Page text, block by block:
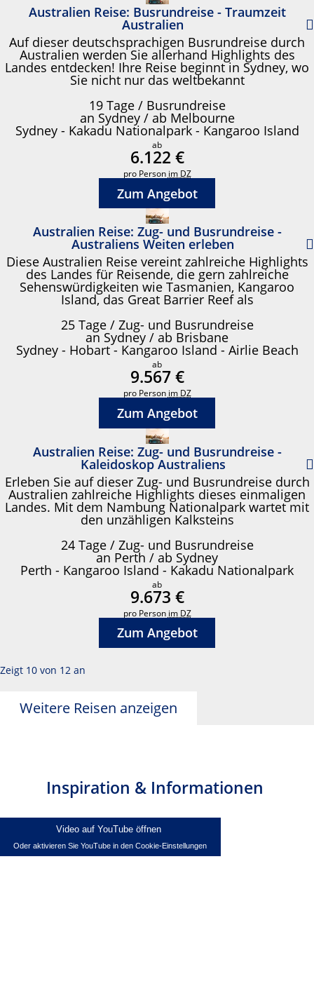
Australien Reise: Busrundreise - Traumzeit
Australien
Auf dieser deutschsprachigen Busrundreise durch
Australien werden Sie allerhand Highlights des
Landes entdecken! Ihre Reise beginnt in Sydney, wo
Sie nicht nur das weltbekannt
19 Tage / Busrundreise
an Sydney / ab Melbourne
Sydney - Kakadu Nationalpark - Kangaroo Island
ab
6.122 €
pro Person im DZ
Zum Angebot
Australien Reise: Zug- und Busrundreise -
Australiens Weiten erleben
Diese Australien Reise vereint zahlreiche Highlights
des Landes für Reisende, die gern zahlreiche
Sehenswürdigkeiten wie Tasmanien, Kangaroo
Island, das Great Barrier Reef als
25 Tage / Zug- und Busrundreise
an Sydney / ab Brisbane
Sydney - Hobart - Kangaroo Island - Airlie Beach
ab
9.567 €
pro Personim DZ
Zum Angebot
Australien Reise: Zug- und Busrundreise -
Kaleidoskop Australiens
Erleben Sie auf dieser Zug- und Busrundreise durch
Australien zahlreiche Highlights dieses einmaligen
Landes. Mit dem Nambung Nationalpark wartet mit
den unzähligen Kalksteins
24 Tage / Zug- und Busrundreise
an Perth / ab Sydney
Perth - Kangaroo Island - Kakadu Nationalpark
ab
9.673 €
pro Person im DZ
Zum Angebot
Zeigt 10 von 12 an
Weitere Reisen anzeigen
Inspiration & Informationen
Video auf YouTube öffnen
Oder aktivieren Sie YouTube in den Cookie-Einstellungen